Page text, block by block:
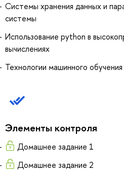
Системы хранения данных и
системы
Использование python в
вычислениях
Технологии машинного обучения
Элементы контроля
Домашнее задание 1
Домашнее задание 2